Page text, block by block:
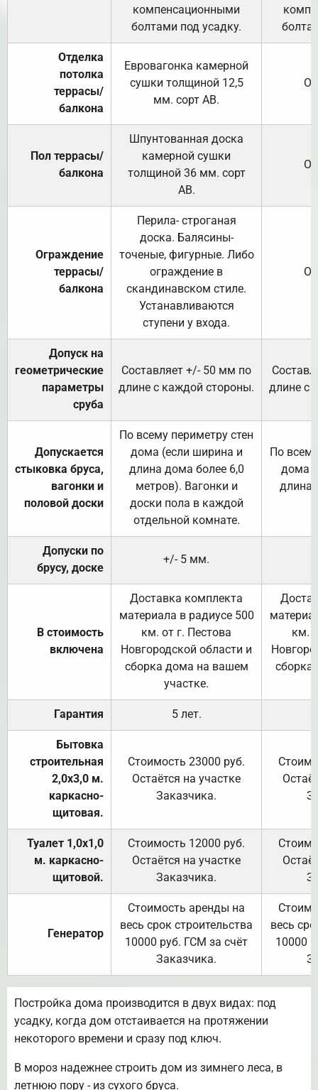
компенсационными
болтами под усадку.
Отделка
потолка
террасы/
балкона
Евровагонка камерной
сушки толщиной 12,5
мм. сорт АВ.
Пол террасы/
балкона
Шпунтованная доска
камерной сушки
толщиной 36 мм. сорт
АВ.
Ограждение
террасы/
балкона
Перила- строганая
доска. Балясины-
точеные, фигурные. Либо
ограждение в
скандинавском стиле.
Устанавливаются
ступени у входа.
Допуск на
геометрические
параметры
сруба
Составляет +/- 50 мм по
длине с каждой стороны.
длине с
Допускается
стыковка бруса,
вагонки и
половой доски
По всему периметру стен
дома (если ширина и
длина дома более 6,0
метров). Вагонки и
доски пола в каждой
отдельной комнате.
По
дома
длина
Допуски по
брусу, доске
+/- 5 мм.
В стоимость
включена
Доставка комплекта
материала в радиусе 500
км. от г. Пестова
Новгородской области и
сборка дома на вашем
участке.
км.
Гарантия 5 лет.
Бытовка
строительная
2,0х3,0 м.
каркасно-
щитовая.
Стоимость 23000 руб.
Остаётся на участке
Заказчика.
Туалет 1,0х1,0
м. каркасно-
щитовой.
Стоимость 12000 руб.
Остаётся на участке
Заказчика.
Генератор
Стоимость аренды на
весь срок строительства
10000 руб. ГСМ за счёт
Заказчика.
весь
10000
Постройка дома производится в двух видах: под
усадку, когда дом отстаивается на протяжении
некоторого времени и сразу под ключ.
В мороз надежнее строить дом из зимнего леса, в
летнюю пору - из сухого бруса.